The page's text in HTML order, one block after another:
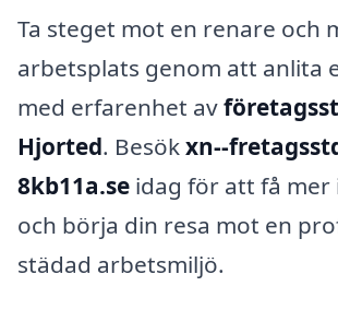
Ta steget mot en renare och
arbetsplats genom att anlita
med erfarenhet av
Hjorted. Besökxn--
8kb11a.se idag för att få
och börja din resa mot en
städad arbetsmiljö.